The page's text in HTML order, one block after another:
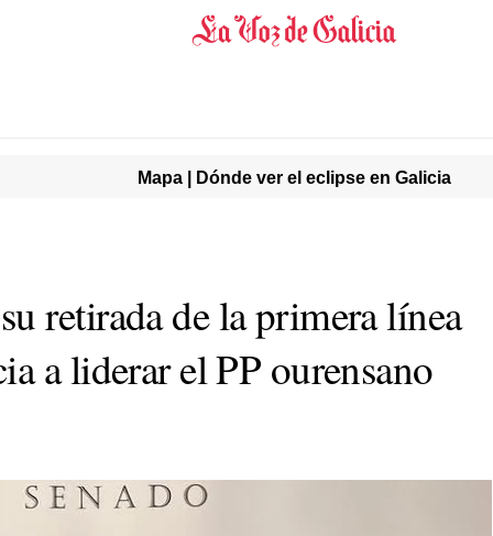
Mapa | Dónde ver el eclipse en Galicia
retirada de la primera línea
a liderar el PP ourensano